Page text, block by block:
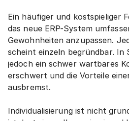
Ein häufiger und kostspieliger
das neue ERP-System
Gewohnheiten anzupassen.
scheint einzeln begründbar. In
jedoch ein schwer wartbares
erschwert und die Vorteile
ausbremst.
Individualisierung ist nicht